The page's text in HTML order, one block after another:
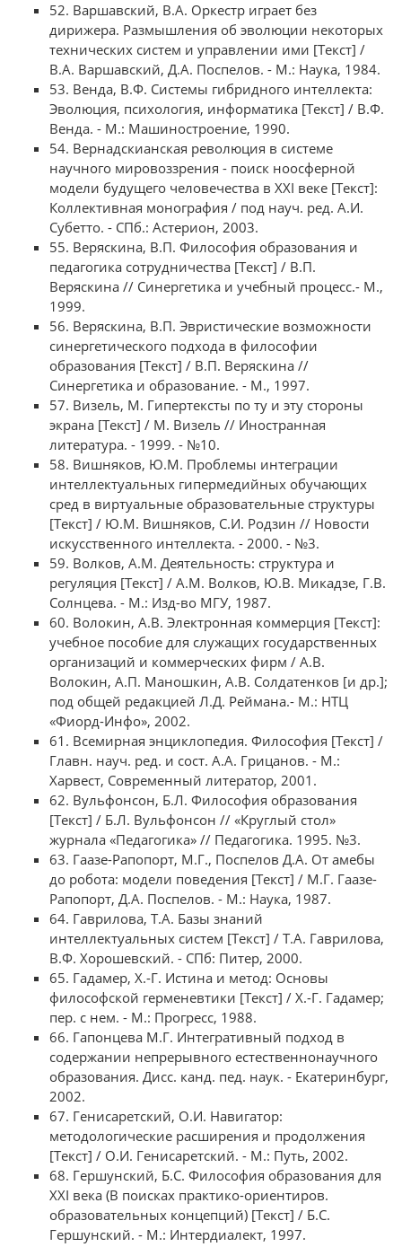
52. Варшавский, В.А. Оркестр играет без
дирижера. Размышления об эволюции некоторых
технических систем и управлении ими [Текст] /
В.А. Варшавский, Д.А. Поспелов. - М.: Наука, 1984.
53. Венда, В.Ф. Системы гибридного интеллекта:
Эволюция, психология, информатика [Текст] / В.Ф.
Венда. - М.: Машиностроение, 1990.
54. Вернадскианская революция в системе
научного мировоззрения - поиск ноосферной
модели будущего человечества в XXI веке [Текст]:
Коллективная монография / под науч. ред. А.И.
Субетто. - СПб.: Астерион, 2003.
55. Веряскина, В.П. Философия образования и
педагогика сотрудничества [Текст] / В.П.
Веряскина // Синергетика и учебный процесс.- М.,
1999.
56. Веряскина, В.П. Эвристические возможности
синергетического подхода в философии
образования [Текст] / В.П. Веряскина //
Синергетика и образование. - М., 1997.
57. Визель, М. Гипертексты по ту и эту стороны
экрана [Текст] / М. Визель // Иностранная
литература. - 1999. - №10.
58. Вишняков, Ю.М. Проблемы интеграции
интеллектуальных гипермедийных обучающих
сред в виртуальные образовательные структуры
[Текст] / Ю.М. Вишняков, С.И. Родзин // Новости
искусственного интеллекта. - 2000. - №3.
59. Волков, А.М. Деятельность: структура и
регуляция [Текст] / А.М. Волков, Ю.В. Микадзе, Г.В.
Солнцева. - М.: Изд-во МГУ, 1987.
60. Волокин, А.В. Электронная коммерция [Текст]:
учебное пособие для служащих государственных
организаций и коммерческих фирм / А.В.
Волокин, А.П. Маношкин, А.В. Солдатенков [и др.];
под общей редакцией Л.Д. Реймана.- М.: НТЦ
«Фиорд-Инфо», 2002.
61. Всемирная энциклопедия. Философия [Текст] /
Главн. науч. ред. и сост. А.А. Грицанов. - М.:
Харвест, Современный литератор, 2001.
62. Вульфонсон, Б.Л. Философия образования
[Текст] / Б.Л. Вульфонсон // «Круглый стол»
журнала «Педагогика» // Педагогика. 1995. №3.
63. Гаазе-Рапопорт, М.Г., Поспелов Д.А. От амебы
до робота: модели поведения [Текст] / М.Г. Гаазе-
Рапопорт, Д.А. Поспелов. - М.: Наука, 1987.
64. Гаврилова, Т.А. Базы знаний
интеллектуальных систем [Текст] / Т.А. Гаврилова,
В.Ф. Хорошевский. - СПб: Питер, 2000.
65. Гадамер, Х.-Г. Истина и метод: Основы
философской герменевтики [Текст] / Х.-Г. Гадамер;
пер. с нем. - М.: Прогресс, 1988.
66. Гапонцева М.Г. Интегративный подход в
содержании непрерывного естественнонаучного
образования. Дисс. канд. пед. наук. - Екатеринбург,
2002.
67. Генисаретский, О.И. Навигатор:
методологические расширения и продолжения
[Текст] / О.И. Генисаретский. - М.: Путь, 2002.
68. Гершунский, Б.С. Философия образования для
XXI века (В поисках практико-ориентиров.
образовательных концепций) [Текст] / Б.С.
Гершунский. - М.: Интердиалект, 1997.